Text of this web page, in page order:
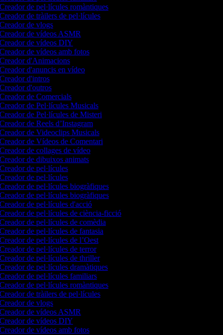
de pel·lícules romàntiques
de tràilers de pel·lícules
de vlogs
de vídeos ASMR
de vídeos DIY
de vídeos amb fotos
d'Animacions
d'anuncis en vídeo
d'intros
d'outros
de Comercials
de Pel·lícules Musicals
de Pel·lícules de Misteri
de Reels d’Instagram
de Videoclips Musicals
de Vídeos de Comentari
de collages de vídeo
de dibuixos animats
de pel·lícules
de pel·lícules
de pel·lícules biogràfiques
de pel·lícules biogràfiques
de pel·lícules d'acció
de pel·lícules de ciència-ficció
de pel·lícules de comèdia
de pel·lícules de fantasia
de pel·lícules de l’Oest
de pel·lícules de terror
de pel·lícules de thriller
de pel·lícules dramàtiques
de pel·lícules familiars
de pel·lícules romàntiques
de tràilers de pel·lícules
de vlogs
de vídeos ASMR
de vídeos DIY
de vídeos amb fotos